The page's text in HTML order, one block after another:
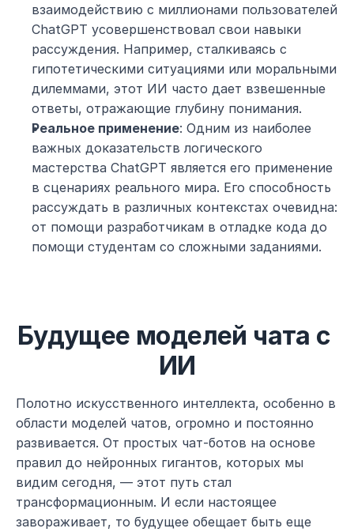
взаимодействию с миллионами пользователей
ChatGPT усовершенствовал свои навыки
рассуждения. Например, сталкиваясь с
гипотетическими ситуациями или моральными
дилеммами, этот ИИ часто дает взвешенные
ответы, отражающие глубину понимания.
Реальное применение: Одним из наиболее
важных доказательств логического
мастерства ChatGPT является его применение
в сценариях реального мира. Его способность
рассуждать в различных контекстах очевидна:
от помощи разработчикам в отладке кода до
помощи студентам со сложными заданиями.
Будущее моделей чата с
ИИ
Полотно искусственного интеллекта, особенно в
области моделей чатов, огромно и постоянно
развивается. От простых чат-ботов на основе
правил до нейронных гигантов, которых мы
видим сегодня, — этот путь стал
трансформационным. И если настоящее
завораживает, то будущее обещает быть еще